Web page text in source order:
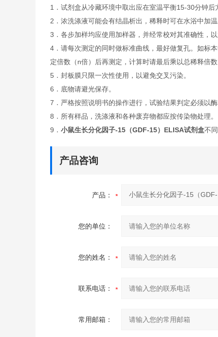
1．试剂盒从冷藏环境中取出应在室温平衡15-30分钟
2．浓洗涤液可能会有结晶析出，稀释时可在水浴中加
3．各步加样均应使用加样器，并经常校对其准确性，
4．请每次测定的同时做标准曲线，最好做复孔。如标
定倍数（n倍）后再测定，计算时请最后乘以总稀释倍
5．封板膜只限一次性使用，以避免交叉污染。
6．底物请避光保存。
7．严格按照说明书的操作进行，试验结果判定必须以
8．所有样品，洗涤液和各种废弃物都应按传染物处理。
9． 小鼠生长分化因子-15（GDF-15）ELISA试剂盒不
产品咨询
产品：
您的单位：
您的姓名：
联系电话：
常用邮箱：